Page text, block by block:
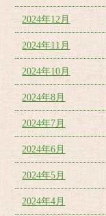
2024年12月
2024年11月
2024年10月
2024年8月
2024年7月
2024年6月
2024年5月
2024年4月